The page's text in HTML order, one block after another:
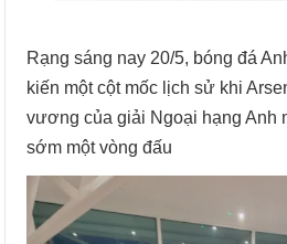
Rạng sáng nay 20/5, bóng đá
kiến một cột mốc lịch sử khi
vương của giải Ngoại hạng Anh
sớm một vòng đấu